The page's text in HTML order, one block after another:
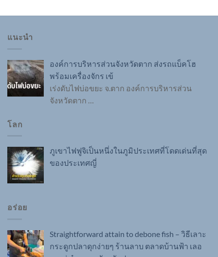
แนะนำ
องค์การบริหารส่วนจังหวัดตาก ส่งรถแบ็คโฮ
พร้อมเครื่องจักร เข้
เร่งดับไฟบ่อขยะ จ.ตาก องค์การบริหารส่วน
จังหวัดตาก …
โลก
ภูเขาไฟฟูจิเป็นหนึ่งในภูมิประเทศที่โดดเด่นที่สุด
ของประเทศญี่
อร่อย
Straightforward attain to debone fish – วิธีเลาะ
กระดูกปลาดุกง่ายๆ ร้านลาบ ตลาดบ้านฟ้า เลอ